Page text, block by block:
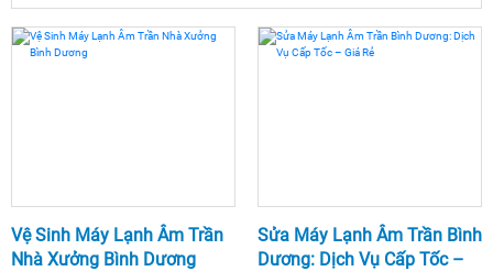
Vệ Sinh Máy Lạnh Âm Trần
Nhà Xưởng Bình Dương
Sửa Máy Lạnh Âm Trần Bình
Dương: Dịch Vụ Cấp Tốc –